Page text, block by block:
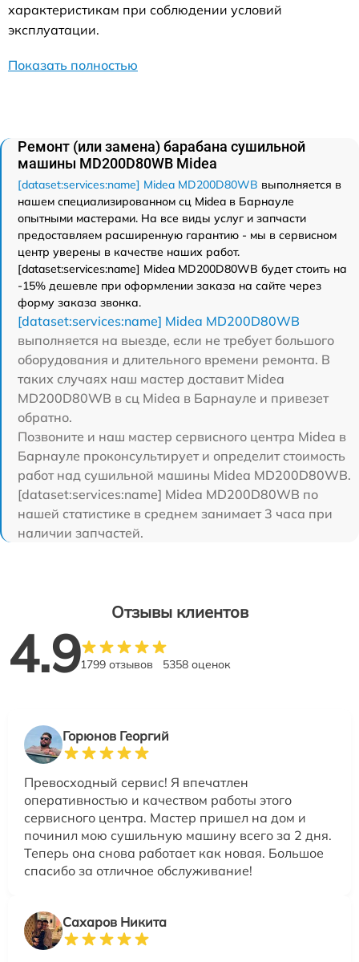
характеристикам при соблюдении условий
эксплуатации.
Показать полностью
Ремонт (или замена) барабана сушильной
машины MD200D80WB Midea
[dataset:services:name] Midea MD200D80WB выполняется в
нашем специализированном сц Midea в Барнауле
опытными мастерами. На все виды услуг и запчасти
предоставляем расширенную гарантию - мы в сервисном
центр уверены в качестве наших работ.
[dataset:services:name] Midea MD200D80WB будет стоить на
-15% дешевле при оформлении заказа на сайте через
форму заказа звонка.
[dataset:services:name] Midea MD200D80WB
выполняется на выезде, если не требует большого
оборудования и длительного времени ремонта. В
таких случаях наш мастер доставит Midea
MD200D80WB в сц Midea в Барнауле и привезет
обратно.
Позвоните и наш мастер сервисного центра Midea в
Барнауле проконсультирует и определит стоимость
работ над сушильной машины Midea MD200D80WB.
[dataset:services:name] Midea MD200D80WB по
нашей статистике в среднем занимает 3 часа при
наличии запчастей.
Отзывы клиентов
4.91799 отзывов 5358 оценок
Горюнов Георгий
Превосходный сервис! Я впечатлен
оперативностью и качеством работы этого
сервисного центра. Мастер пришел на дом и
починил мою сушильную машину всего за 2 дня.
Теперь она снова работает как новая. Большое
спасибо за отличное обслуживание!
Сахаров Никита